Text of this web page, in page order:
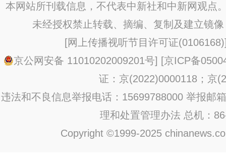
本网站所刊载信息，不代表中新社和中新网观点
未经授权禁止转载、摘编、复制及建立镜
[网上传播视听节目许可证(0106168)
京公网安备 11010202009201号] [京ICP备
证：京(2022)0000118；京
违法和不良信息举报电话：15699788000 举报邮
理和处置管理办法 总机：
Copyright ©1999-2025